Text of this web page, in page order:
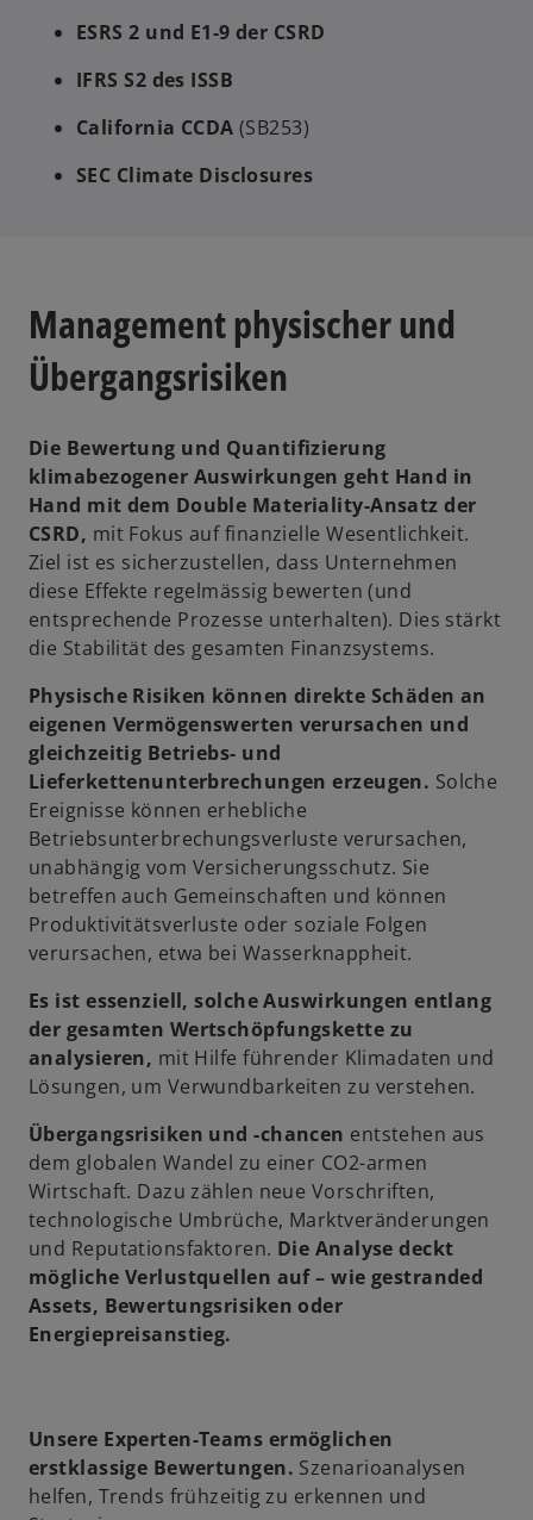
ESRS 2 und E1-9 der CSRD
IFRS S2 des ISSB
California CCDA(SB253)
SEC Climate Disclosures
Management physischer und
Übergangsrisiken
Die Bewertung und Quantifizierung
klimabezogener Auswirkungen geht Hand in
Hand mit dem Double Materiality-Ansatz der
CSRD, mit Fokus auf finanzielle Wesentlichkeit.
Ziel ist es sicherzustellen, dass Unternehmen
diese Effekte regelmässig bewerten (und
entsprechende Prozesse unterhalten). Dies stärkt
die Stabilität des gesamten Finanzsystems.
Physische Risiken können direkte Schäden an
eigenen Vermögenswerten verursachen und
gleichzeitig Betriebs- und
Lieferkettenunterbrechungen erzeugen. Solche
Ereignisse können erhebliche
Betriebsunterbrechungsverluste verursachen,
unabhängig vom Versicherungsschutz. Sie
betreffen auch Gemeinschaften und können
Produktivitätsverluste oder soziale Folgen
verursachen, etwa bei Wasserknappheit.
Es ist essenziell, solche Auswirkungen entlang
der gesamten Wertschöpfungskette zu
analysieren, mit Hilfe führender Klimadaten und
Lösungen, um Verwundbarkeiten zu verstehen.
Übergangsrisiken und -chancen entstehen aus
dem globalen Wandel zu einer CO2-armen
Wirtschaft. Dazu zählen neue Vorschriften,
technologische Umbrüche, Marktveränderungen
und Reputationsfaktoren. Die Analyse deckt
mögliche Verlustquellen auf – wie gestranded
Assets, Bewertungsrisiken oder
Energiepreisanstieg.
Unsere Experten-Teams ermöglichen
erstklassige Bewertungen. Szenarioanalysen
helfen, Trends frühzeitig zu erkennen und